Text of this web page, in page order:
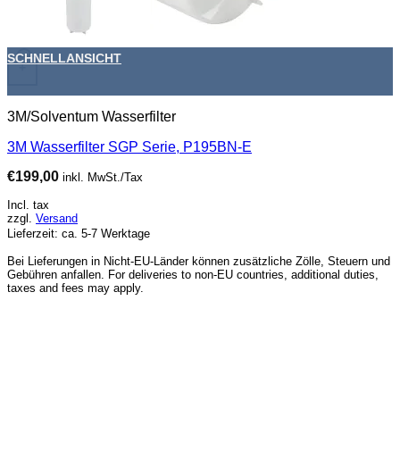
+
SCHNELLANSICHT
3M/Solventum Wasserfilter
3M Wasserfilter SGP Serie, P195BN-E
€199,00 inkl. MwSt./Tax
Incl. tax
zzgl. Versand
Lieferzeit: ca. 5-7 Werktage
Bei Lieferungen in Nicht-EU-Länder können zusätzliche Zölle, Steuern und
Gebühren anfallen. For deliveries to non-EU countries, additional duties,
taxes and fees may apply.